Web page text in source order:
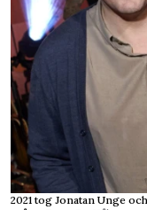
2021 tog Jonatan Unge